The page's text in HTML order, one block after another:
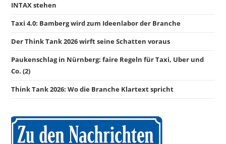
INTAX stehen
Taxi 4.0: Bamberg wird zum Ideenlabor der Branche
Der Think Tank 2026 wirft seine Schatten voraus
Paukenschlag in Nürnberg: faire Regeln für Taxi, Uber und
Co. (2)
Think Tank 2026: Wo die Branche Klartext spricht